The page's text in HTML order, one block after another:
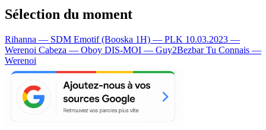
Sélection du moment
Rihanna — SDM Emotif (Booska 1H) — PLK 10.03.2023 —
Werenoi Cabeza — Oboy DIS-MOI — Guy2BezbarTu Connais —
Werenoi